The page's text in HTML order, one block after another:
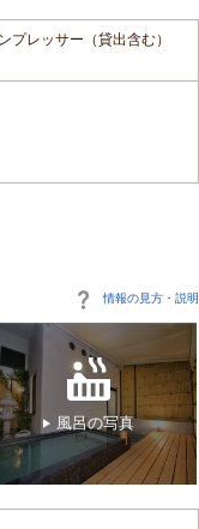
レッサー（貸出含む）
情報の見方・説明
風呂の写真